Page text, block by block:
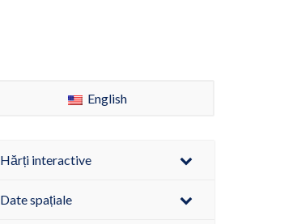
English
Hărți interactive
Date spațiale